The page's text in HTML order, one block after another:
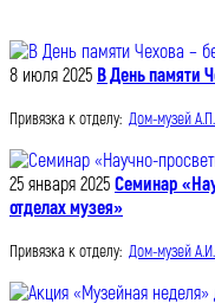
8 июля 2025 В День памяти
Привязка к отделу: Дом-музей
25 января 2025 Семинар
отделах музея»
Привязка к отделу: Дом-музей